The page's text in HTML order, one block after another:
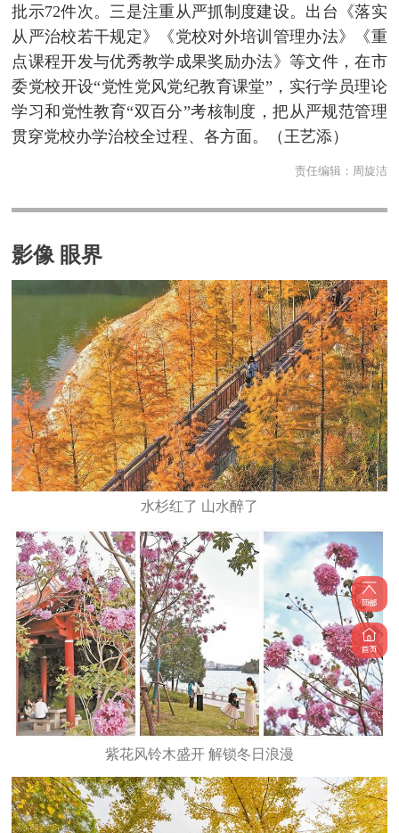
批示72件次。三是注重从严抓制度建设。出台《落实
从严治校若干规定》《党校对外培训管理办法》《重
点课程开发与优秀教学成果奖励办法》等文件，在市
委党校开设“党性党风党纪教育课堂”，实行学员理论
学习和党性教育“双百分”考核制度，把从严规范管理
贯穿党校办学治校全过程、各方面。（ 王艺添）
责任编辑： 周旋洁
影像 眼界
水杉红了 山水醉了
紫花风铃木盛开 解锁冬日浪漫